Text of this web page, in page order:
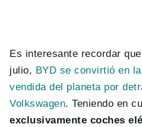
Es interesante recordar
julio, BYD se convirtió en
vendida del planeta por
Volkswagen. Teniendo en
exclusivamente coches